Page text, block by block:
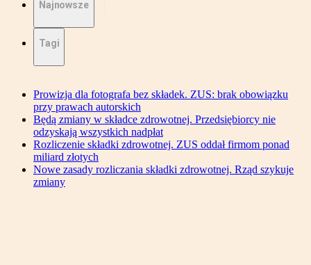
Najnowsze
Tagi
Prowizja dla fotografa bez składek. ZUS: brak obowiązku
przy prawach autorskich
Będą zmiany w składce zdrowotnej. Przedsiębiorcy nie
odzyskają wszystkich nadpłat
Rozliczenie składki zdrowotnej. ZUS oddał firmom ponad
miliard złotych
Nowe zasady rozliczania składki zdrowotnej. Rząd szykuje
zmiany